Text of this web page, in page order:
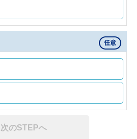
任意
次のSTEPへ